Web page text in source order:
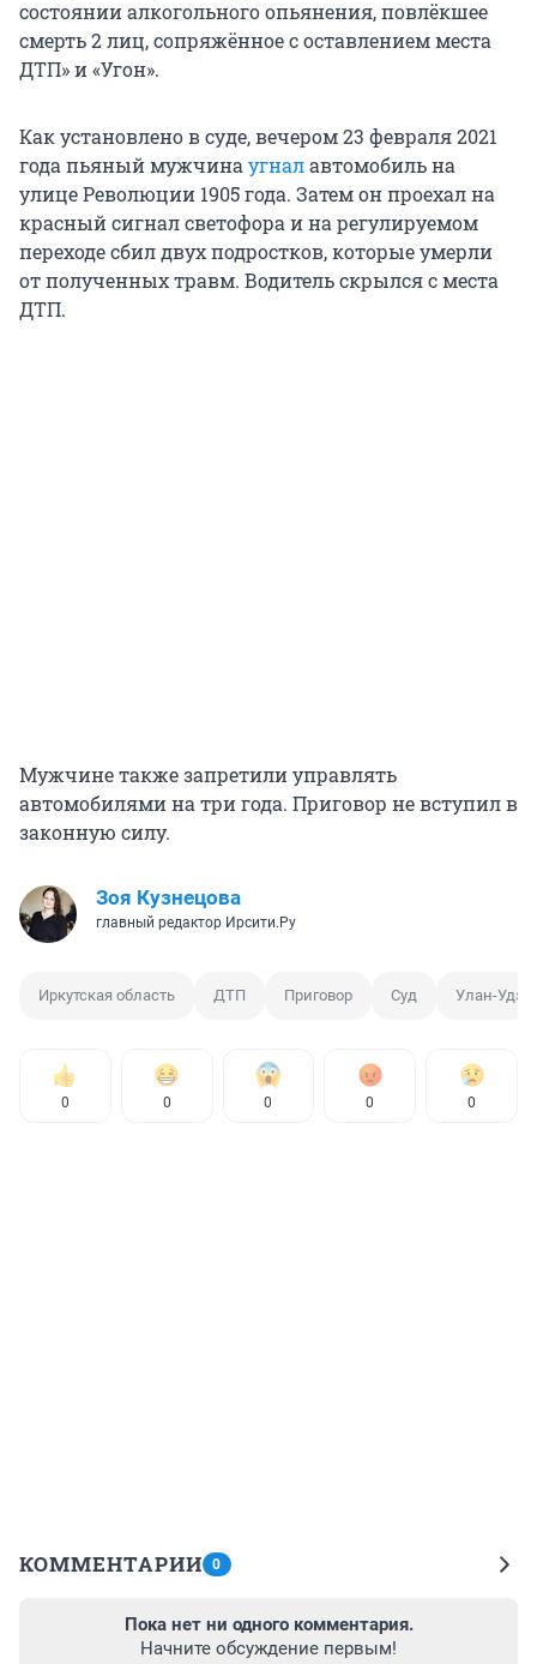
состоянии алкогольного опьянения, повлёкшее
смерть 2 лиц, сопряжённое с оставлением места
ДТП» и «Угон».
Как установлено в суде, вечером 23 февраля 2021
года пьяный мужчина угналавтомобиль на
улице Революции 1905 года. Затем он проехал на
красный сигнал светофора и на регулируемом
переходе сбил двух подростков, которые умерли
от полученных травм. Водитель скрылся с места
ДТП.
Мужчине также запретили управлять
автомобилями на три года. Приговор не вступил в
законную силу.
Зоя Кузнецова
главный редактор Ирсити.Ру
Иркутская область ДТП Приговор Суд Улан-Удэ
0 0 0 0 0
КОММЕНТАРИИ 0
Пока нет ни одного комментария.
Начните обсуждение первым!